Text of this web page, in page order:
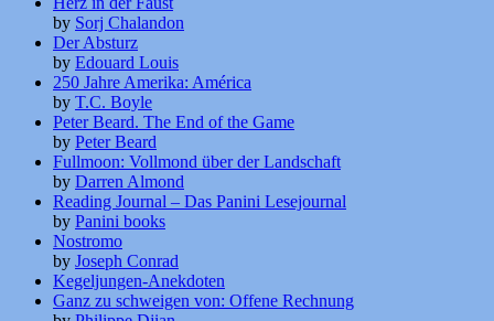
by Sorj Chalandon
Der Absturz
by Edouard Louis
250 Jahre Amerika: América
by T.C. Boyle
Peter Beard. The End of the Game
by Peter Beard
Fullmoon: Vollmond über der Landschaft
by Darren Almond
Reading Journal – Das Panini Lesejournal
by Panini books
Nostromo
by Joseph Conrad
Kegeljungen-Anekdoten
Ganz zu schweigen von: Offene Rechnung